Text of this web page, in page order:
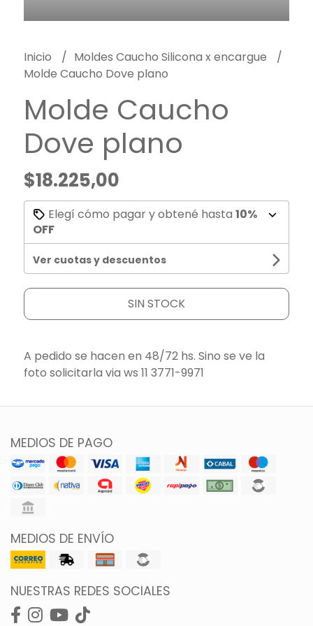
Inicio
Moldes Caucho Silicona x encargue
Molde Caucho Dove plano
Molde Caucho
Dove plano
$18.225,00
Elegí cómo pagar y obtené hasta 10%
OFF
Ver cuotas y descuentos
SIN STOCK
A pedido se hacen en 48/72 hs. Sino se ve la
foto solicitarla via ws 11 3771-9971
MEDIOS DE PAGO
MEDIOS DE ENVÍO
NUESTRAS REDES SOCIALES